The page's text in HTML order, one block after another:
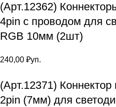
(Арт.12362)
4pin с проводом для
RGB 10мм (2шт)
240,00 ₽уп.
(Арт.12371)
2pin (7мм) для